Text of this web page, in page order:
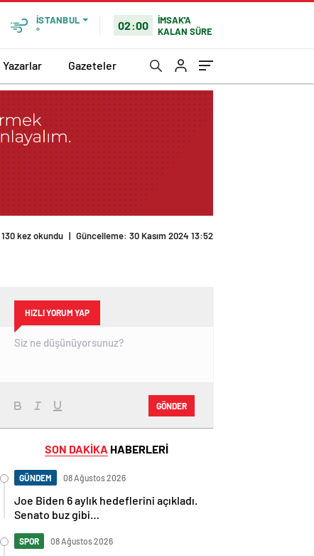
İSTANBUL
°
02:00
İMSAK'A
KALAN SÜRE
Yazarlar Gazeteler
HIZLI YORUM YAP
GÖNDER
SON DAKİKA HABERLERİ
GÜNDEM 08 Ağustos 2026
Joe Biden 6 aylık hedeflerini açıkladı.
Senato buz gibi…
SPOR 08 Ağustos 2026